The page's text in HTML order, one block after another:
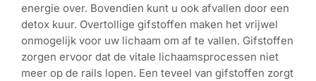
energie over. Bovendien kunt u ook afvallen door een
detox kuur. Overtollige gifstoffen maken het vrijwel
onmogelijk voor uw lichaam om af te vallen. Gifstoffen
zorgen ervoor dat de vitale lichaamsprocessen niet
meer op de rails lopen. Een teveel van gifstoffen zorgt